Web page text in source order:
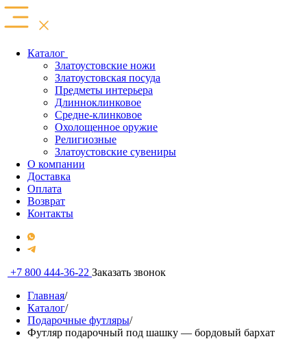
Каталог
Златоустовские ножи
Златоустовская посуда
Предметы интерьера
Длинноклинковое
Средне-клинковое
Охолощенное оружие
Религиозные
Златоустовские сувениры
О компании
Доставка
Оплата
Возврат
Контакты
+7 800 444-36-22 Заказать звонок
Главная/
Каталог/
Подарочные футляры/
Футляр подарочный под шашку — бордовый бархат